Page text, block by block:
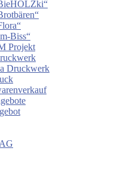
Biss“
Projekt
Druckwerk